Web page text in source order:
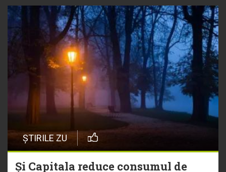
ȘTIRILE ZU
Și Capitala reduce consumul de